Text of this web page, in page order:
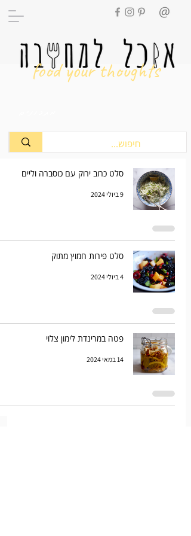
food your thoughts
סלט כרוב ירוק עם כוסברה וליים
9 ביולי 2024
סלט פירות חמוץ מתוק
4 ביולי 2024
פטה במרינדת לימון צלוי
14 במאי 2024